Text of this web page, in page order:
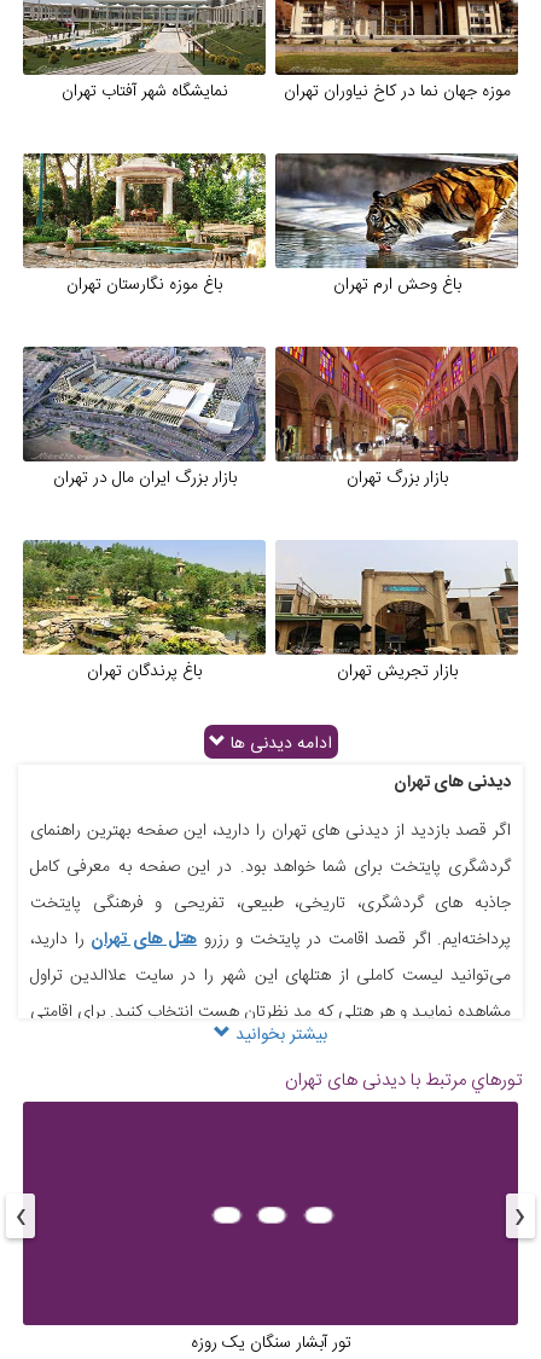
موزه جهان نما در کاخ نیاوران تهران نمایشگاه شهر آفتاب تهران
باغ وحش ارم تهران باغ موزه نگارستان تهران
بازار بزرگ تهران بازار بزرگ ایران مال در تهران
بازار تجریش تهران باغ پرندگان تهران
باغ گیاه شناسی تهران باغ موزه قصر تهران
ادامه دیدنی ها
دیدنی های تهران
اگر قصد بازدید از دیدنی های تهران را دارید، این صفحه بهترین راهنمای
گردشگری پایتخت برای شما خواهد بود. در این صفحه به معرفی کامل
جاذبه های گردشگری، تاریخی، طبیعی، تفریحی و فرهنگی پایتخت
پرداخته‌ایم. اگر قصد اقامت در پایتخت و رزرو هتل های تهران را دارید،
می‌توانید لیست کاملی از هتلهای این شهر را در سایت علاالدین تراول
مشاهده نمایید و هر هتلی که مد نظرتان هست انتخاب کنید. برای اقامتی
لوکس در پایتخت، پیشنهاد علاالدین تراول برای شما رزرو
پالاس تهراناست.
کاخ‌های باشکوه. ۲. کاخ سعدآباد: مجموعه‌ای از کاخ‌ها و باغ‌ها در شمال
موزه فرش: نمایشگاهی از فرش‌های نفیس ایرانی، با قدمت و طرح‌های
بیشتر بخوانید
تورهاي مرتبط با دیدنی های تهران
تور آبشار سنگان یک روزه
‹
›